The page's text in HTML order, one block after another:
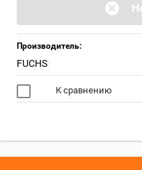
Производитель:
FUCHS
К сравнению